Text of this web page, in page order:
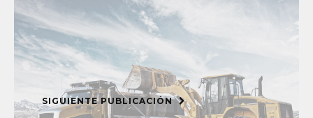
SIGUIENTE PUBLICACIÓN